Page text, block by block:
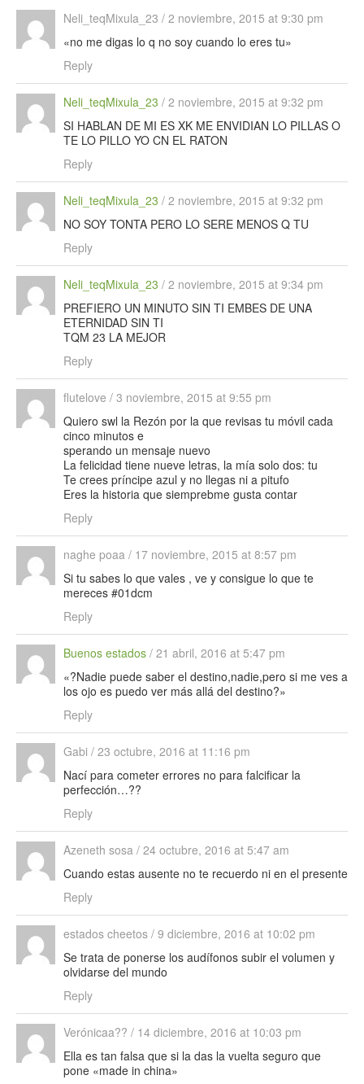
Neli_teqMixula_23 / 2 noviembre, 2015 at 9:30 pm
«no me digas lo q no soy cuando lo eres tu»
Reply
Neli_teqMixula_23 / 2 noviembre, 2015 at 9:32 pm
SI HABLAN DE MI ES XK ME ENVIDIAN LO PILLAS O
TE LO PILLO YO CN EL RATON
Reply
Neli_teqMixula_23 / 2 noviembre, 2015 at 9:32 pm
NO SOY TONTA PERO LO SERE MENOS Q TU
Reply
Neli_teqMixula_23 / 2 noviembre, 2015 at 9:34 pm
PREFIERO UN MINUTO SIN TI EMBES DE UNA
ETERNIDAD SIN TI
TQM 23 LA MEJOR
Reply
flutelove / 3 noviembre, 2015 at 9:55 pm
Quiero swl la Rezón por la que revisas tu móvil cada
cinco minutos e
sperando un mensaje nuevo
La felicidad tiene nueve letras, la mía solo dos: tu
Te crees príncipe azul y no llegas ni a pitufo
Eres la historia que siemprebme gusta contar
Reply
naghe poaa / 17 noviembre, 2015 at 8:57 pm
Si tu sabes lo que vales , ve y consigue lo que te
mereces #01dcm
Reply
Buenos estados / 21 abril, 2016 at 5:47 pm
«?Nadie puede saber el destino,nadie,pero si me ves a
los ojo es puedo ver más allá del destino?»
Reply
Gabi / 23 octubre, 2016 at 11:16 pm
Nací para cometer errores no para falcificar la
perfección…??
Reply
Azeneth sosa / 24 octubre, 2016 at 5:47 am
Cuando estas ausente no te recuerdo ni en el presente
Reply
estados cheetos / 9 diciembre, 2016 at 10:02 pm
Se trata de ponerse los audífonos subir el volumen y
olvidarse del mundo
Reply
Verónicaa?? / 14 diciembre, 2016 at 10:03 pm
Ella es tan falsa que si la das la vuelta seguro que
pone «made in china»